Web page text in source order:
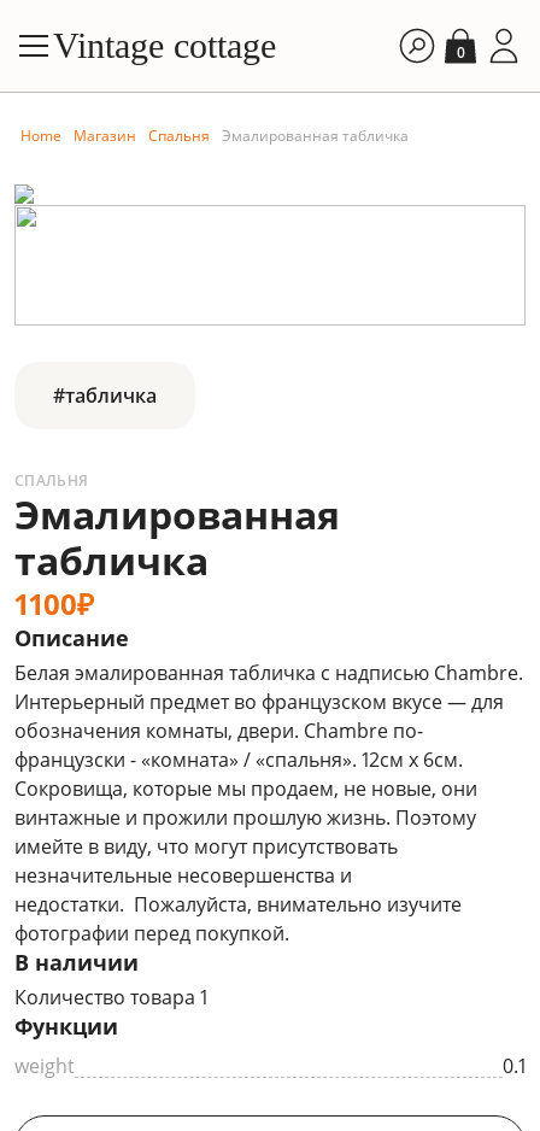
Vintage cottage 0
Home Магазин Спальня Эмалированная табличка
#табличка
СПАЛЬНЯ
Эмалированная
табличка
1100₽
Описание
Белая эмалированная табличка с надписью Chambre.
Интерьерный предмет во французском вкусе — для
обозначения комнаты, двери. Chambre по-
французски - «комната» / «спальня». 12см х 6см.
Сокровища, которые мы продаем, не новые, они
винтажные и прожили прошлую жизнь. Поэтому
имейте в виду, что могут присутствовать
незначительные несовершенства и
недостатки. Пожалуйста, внимательно изучите
фотографии перед покупкой.
В наличии
Количество товара 1
Функции
weight 0.1